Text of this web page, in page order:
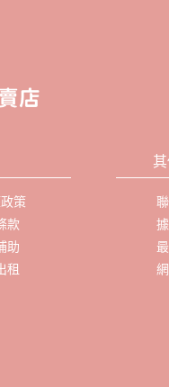
策
款
助
租